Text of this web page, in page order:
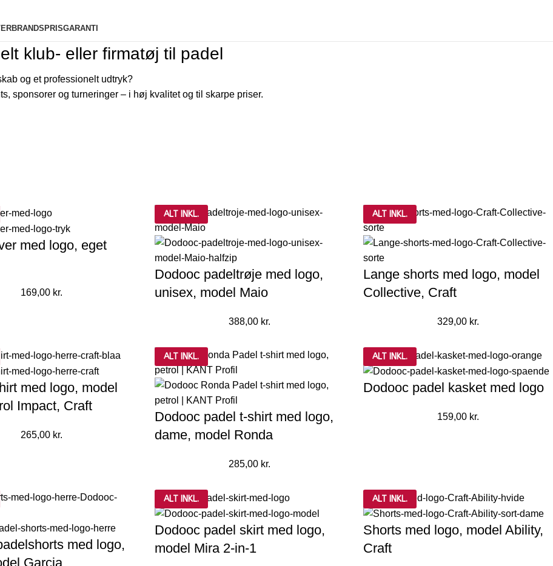
BRANDSPRISGARANTI
klub- eller firmatøj til padel
og et professionelt udtryk?
sponsorer og turneringer – i høj kvalitet og til skarpe priser.
med logo, eget
169,00 kr.
ALT INKL.
Dodooc padeltrøje med logo,
unisex, model Maio
388,00 kr.
ALT INKL.
Lange shorts med logo, model
Collective, Craft
329,00 kr.
med logo, model
Impact, Craft
265,00 kr.
ALT INKL.
Dodooc padel t-shirt med logo,
dame, model Ronda
285,00 kr.
ALT INKL.
Dodooc padel kasket med logo
159,00 kr.
med logo,
Garcia
ALT INKL.
Dodooc padel skirt med logo,
model Mira 2-in-1
ALT INKL.
Shorts med logo, model Ability,
Craft